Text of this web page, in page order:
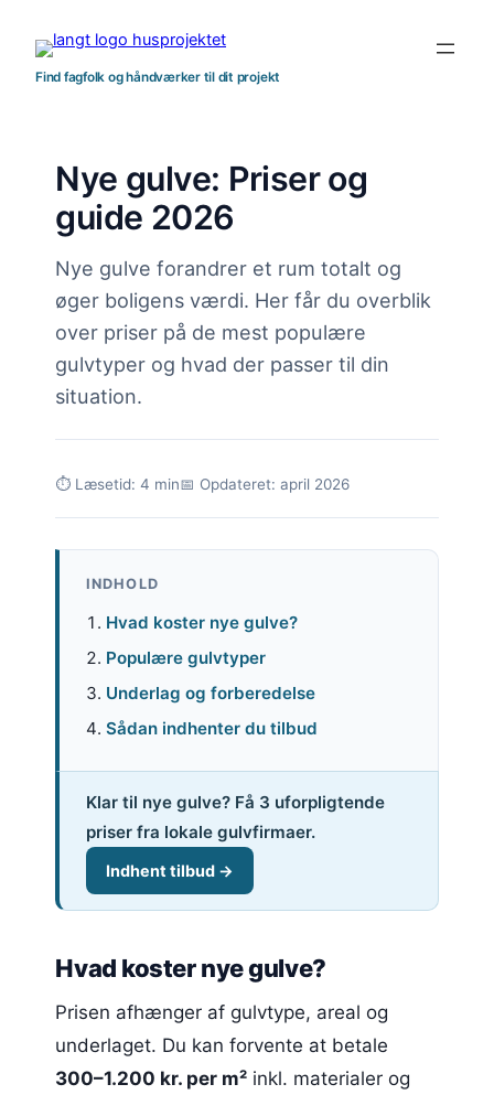
indhold
Find fagfolk og håndværker til dit projekt
Nye gulve: Priser og
guide 2026
Nye gulve forandrer et rum totalt og
øger boligens værdi. Her får du overblik
over priser på de mest populære
gulvtyper og hvad der passer til din
situation.
⏱ Læsetid: 4 min📅 Opdateret: april 2026
INDHOLD
Hvad koster nye gulve?
Populære gulvtyper
Underlag og forberedelse
Sådan indhenter du tilbud
Klar til nye gulve? Få 3 uforpligtende
priser fra lokale gulvfirmaer.
Indhent tilbud →
Hvad koster nye gulve?
Prisen afhænger af gulvtype, areal og
underlaget. Du kan forvente at betale
300–1.200 kr. per m² inkl. materialer og